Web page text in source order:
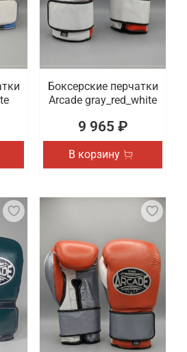
Боксерские перчатки
Arcade gray_red_white
9 965 ₽
В корзину